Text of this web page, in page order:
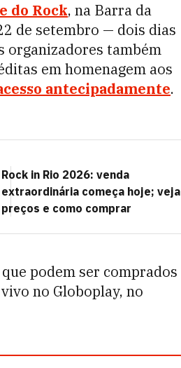
do Rock, na Barra da
de setembro — dois dias
organizadores também
em homenagem aos
antecipadamente.
Rock in Rio 2026: venda
extraordinária começa hoje; veja
preços e como comprar
podem ser comprados
no Globoplay, no